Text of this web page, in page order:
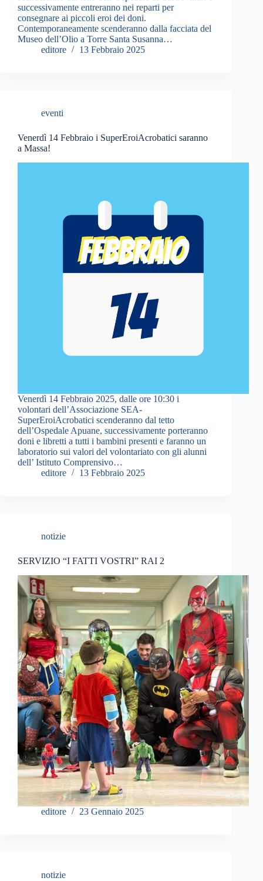
successivamente entreranno nei reparti per
consegnare ai piccoli eroi dei doni.
Contemporaneamente scenderanno dalla facciata del
Museo dell’Olio a Torre Santa Susanna…
editore
13 Febbraio 2025
eventi
Venerdì 14 Febbraio i SuperEroiAcrobatici saranno
a Massa!
Venerdì 14 Febbraio 2025, dalle ore 10:30 i
volontari dell’Associazione SEA-
SuperEroiAcrobatici scenderanno dal tetto
dell’Ospedale Apuane, successivamente porteranno
doni e libretti a tutti i bambini presenti e faranno un
laboratorio sui valori del volontariato con gli alunni
dell’ Istituto Comprensivo…
editore
13 Febbraio 2025
notizie
SERVIZIO “I FATTI VOSTRI” RAI 2
editore 23 Gennaio 2025
notizie